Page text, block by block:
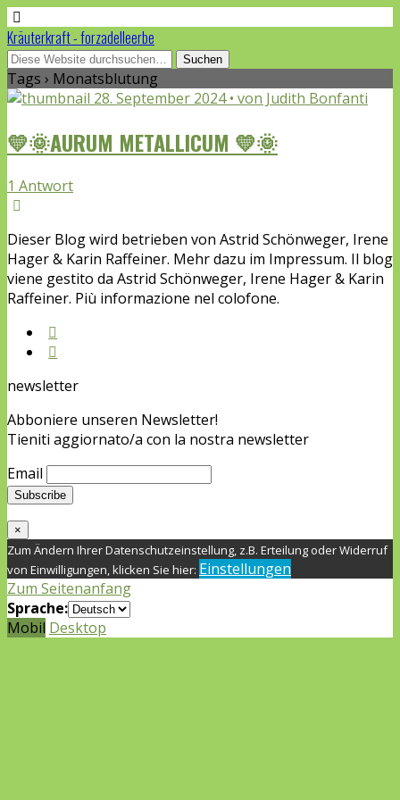
Kräuterkraft - forzadelleerbe
Tags › Monatsblutung
28. September 2024 • von Judith Bonfanti
💛🌞AURUM METALLICUM 💛🌞
1 Antwort
Dieser Blog wird betrieben von Astrid Schönweger, Irene
Hager & Karin Raffeiner. Mehr dazu im Impressum. Il blog
viene gestito da Astrid Schönweger, Irene Hager & Karin
Raffeiner. Più informazione nel colofone.
newsletter
Abboniere unseren Newsletter!
Tieniti aggiornato/a con la nostra newsletter
Email
×
Zum Ändern Ihrer Datenschutzeinstellung, z.B. Erteilung oder Widerruf
von Einwilligungen, klicken Sie hier: Einstellungen
Zum Seitenanfang
Sprache:
Mobil Desktop